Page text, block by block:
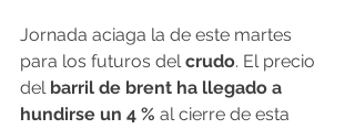
Jornada aciaga la de este martes
para los futuros del crudo. El precio
del barril de brent ha llegado a
hundirse un 4 % al cierre de esta